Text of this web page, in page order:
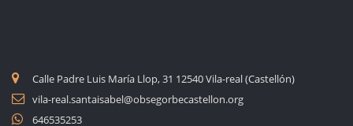
Calle Padre Luis María Llop, 31 12540 Vila-real (Castellón)
vila-real.santaisabel@obsegorbecastellon.org
646535253